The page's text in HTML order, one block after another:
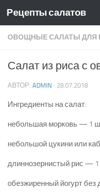
Skip to content
Рецепты салатов
ОВОЩНЫЕ САЛАТЫ ДЛЯ
Салат из риса с
АВТОР: ADMIN · 28.07.2018
Ингредиенты на салат:
небольшая морковь — 1
небольшой цукини или
длиннозернистый рис — 1
обезжиренный йогурт